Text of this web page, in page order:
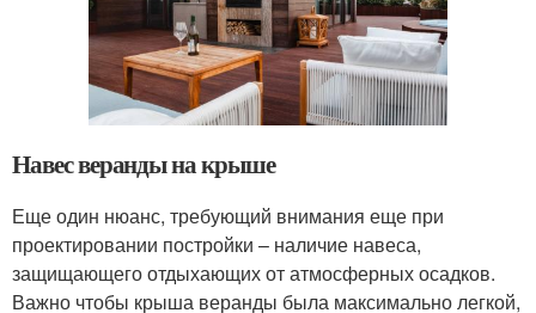
Навес веранды на крыше
Еще один нюанс, требующий внимания еще при
проектировании постройки – наличие навеса,
защищающего отдыхающих от атмосферных осадков.
Важно чтобы крыша веранды была максимально легкой,